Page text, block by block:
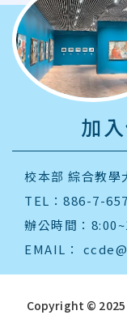
加
校本部 綜合教
TEL：886-7-
辦公時間：
EMAIL：
Copyright ©